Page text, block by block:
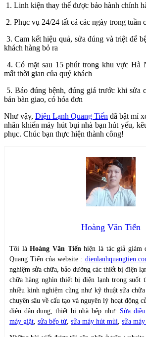
1. Linh kiện thay thế được bảo hành chính
2. Phục vụ 24/24 tất cả các ngày trong tuần
3. Cam kết hiệu quả, sửa đúng và triệt để
khách hàng bỏ ra
4. Có mặt sau 15 phút trong khu vực Hà
mất thời gian của quý khách
5. Báo đúng bệnh, đúng giá trước khi sửa
bản bàn giao, có hóa đơn
Như vậy, Điện Lạnh Quang Tiến đã bật mí
nhân khiến máy hút bụi nhà bạn hút yếu,
phục. Chúc bạn thực hiện thành công!
Hoàng Văn Tiến
Tôi làHoàng Văn Tiến hiện là tác giả giám
Quang Tiến của website :
nghiệm sửa chữa, bảo dưỡng các thiết bị điện
chữa hàng nghìn thiết bị điện lạnh trong suốt
nhiều kinh nghiệm cũng như kỹ thuật sửa
chuyên sâu về cấu tạo và nguyên lý hoạt động
điện dân dụng, thiết bị nhà bếp như: Sửa
máy giặt sửa bếp từ sửa máy hút mùi sửa